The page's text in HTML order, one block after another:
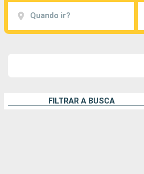
Quando ir?
FILTRAR A BUSCA